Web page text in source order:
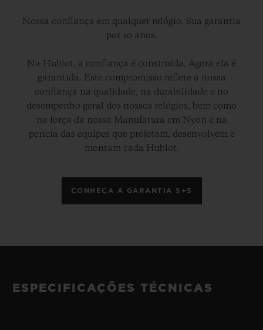
Nossa confiança em qualquer relógio. Sua garantia
por 10 anos.
Na Hublot, a confiança é construída. Agora ela é
garantida. Este compromisso reflete a nossa
confiança na qualidade, na durabilidade e no
desempenho geral dos nossos relógios, bem como
na força da nossa Manufatura em Nyon e na
perícia das equipes que projetam, desenvolvem e
montam cada Hublot.
CONHEÇA A GARANTIA 5+5
ESPECIFICAÇÕES TÉCNICAS